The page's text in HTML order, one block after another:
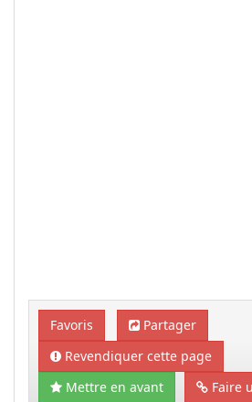
Favoris
Partager
Revendiquer cette page
Mettre en avant
Faire